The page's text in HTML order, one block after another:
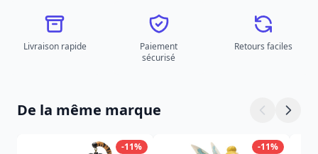
Livraison rapide
Paiement
sécurisé
Retours faciles
De la même marque
-11% -11%